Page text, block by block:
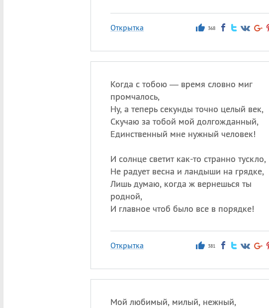
Открытка 368
Когда с тобою — время словно миг
промчалось,
Ну, а теперь секунды точно целый век,
Скучаю за тобой мой долгожданный,
Единственный мне нужный человек!
И солнце светит как-то странно тускло,
Не радует весна и ландыши на грядке,
Лишь думаю, когда ж вернешься ты
родной,
И главное чтоб было все в порядке!
Открытка 381
Мой любимый, милый, нежный,